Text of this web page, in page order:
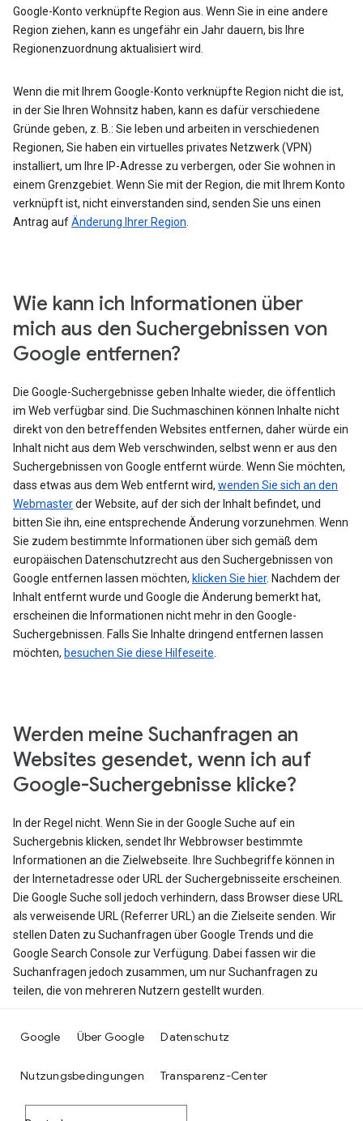
Google-Konto verknüpfte Region aus. Wenn Sie in eine andere
Region ziehen, kann es ungefähr ein Jahr dauern, bis Ihre
Regionenzuordnung aktualisiert wird.
Wenn die mit Ihrem Google-Konto verknüpfte Region nicht die ist,
in der Sie Ihren Wohnsitz haben, kann es dafür verschiedene
Gründe geben, z. B.: Sie leben und arbeiten in verschiedenen
Regionen, Sie haben ein virtuelles privates Netzwerk (VPN)
installiert, um Ihre IP-Adresse zu verbergen, oder Sie wohnen in
einem Grenzgebiet. Wenn Sie mit der Region, die mit Ihrem Konto
verknüpft ist, nicht einverstanden sind, senden Sie uns einen
Antrag aufÄnderung Ihrer Region
Wie kann ich Informationen über
mich aus den Suchergebnissen von
Google entfernen?
Die Google-Suchergebnisse geben Inhalte wieder, die öffentlich
im Web verfügbar sind. Die Suchmaschinen können Inhalte nicht
direkt von den betreffenden Websites entfernen, daher würde ein
Inhalt nicht aus dem Web verschwinden, selbst wenn er aus den
Suchergebnissen von Google entfernt würde. Wenn Sie möchten,
dass etwas aus dem Web entfernt wird, wenden Sie sich an den
Webmasterder Website, auf der sich der Inhalt befindet, und
bitten Sie ihn, eine entsprechende Änderung vorzunehmen. Wenn
Sie zudem bestimmte Informationen über sich gemäß dem
europäischen Datenschutzrecht aus den Suchergebnissen von
Google entfernen lassen möchten, klicken Sie hier. Nachdem der
Inhalt entfernt wurde und Google die Änderung bemerkt hat,
erscheinen die Informationen nicht mehr in den Google-
Suchergebnissen. Falls Sie Inhalte dringend entfernen lassen
möchten, besuchen Sie diese Hilfeseite
Werden meine Suchanfragen an
Websites gesendet, wenn ich auf
Google-Suchergebnisse klicke?
In der Regel nicht. Wenn Sie in der Google Suche auf ein
Suchergebnis klicken, sendet Ihr Webbrowser bestimmte
Informationen an die Zielwebseite. Ihre Suchbegriffe können in
der Internetadresse oder URL der Suchergebnisseite erscheinen.
Die Google Suche soll jedoch verhindern, dass Browser diese URL
als verweisende URL (Referrer URL) an die Zielseite senden. Wir
stellen Daten zu Suchanfragen über Google Trends und die
Google Search Console zur Verfügung. Dabei fassen wir die
Suchanfragen jedoch zusammen, um nur Suchanfragen zu
teilen, die von mehreren Nutzern gestellt wurden.
Google Über Google Datenschutz
Nutzungsbedingungen Transparenz-Center